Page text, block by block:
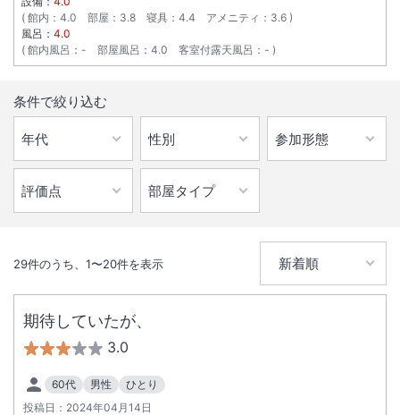
館内 ： 4.0 部屋 ： 3.8 寝具 ： 4.4 アメニティ ： 3.6
風呂： 4.0
館内風呂 ： - 部屋風呂 ： 4.0 客室付露天風呂 ： -
条件で絞り込む
29件のうち、 1〜20件を表示
期待していたが、
3.0
60代 男性
ひとり
投稿日： 2024年04月14日